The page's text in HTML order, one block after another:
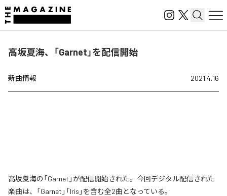
高坂夏海、「Garnet」を配信開始
新曲情報 2021.4.16
高坂夏海の「Garnet」が配信開始された。今回デジタル配信された
楽曲は、「Garnet」「Iris」を含む全2曲となっている。